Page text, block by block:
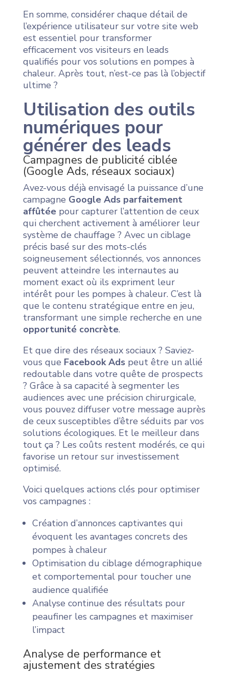
En somme, considérer chaque détail de
l’expérience utilisateur sur votre site web
est essentiel pour transformer
efficacement vos visiteurs en leads
qualifiés pour vos solutions en pompes à
chaleur. Après tout, n’est-ce pas là l’objectif
ultime ?
Utilisation des outils
numériques pour
générer des leads
Campagnes de publicité ciblée
(Google Ads, réseaux sociaux)
Avez-vous déjà envisagé la puissance d’une
campagne Google Ads parfaitement
affûtéepour capturer l’attention de ceux
qui cherchent activement à améliorer leur
système de chauffage ? Avec un ciblage
précis basé sur des mots-clés
soigneusement sélectionnés, vos annonces
peuvent atteindre les internautes au
moment exact où ils expriment leur
intérêt pour les pompes à chaleur. C’est là
que le contenu stratégique entre en jeu,
transformant une simple recherche en une
opportunité concrète.
Et que dire des réseaux sociaux ? Saviez-
vous que Facebook Adspeut être un allié
redoutable dans votre quête de prospects
? Grâce à sa capacité à segmenter les
audiences avec une précision chirurgicale,
vous pouvez diffuser votre message auprès
de ceux susceptibles d’être séduits par vos
solutions écologiques. Et le meilleur dans
tout ça ? Les coûts restent modérés, ce qui
favorise un retour sur investissement
optimisé.
Voici quelques actions clés pour optimiser
vos campagnes :
Création d’annonces captivantes qui
évoquent les avantages concrets des
pompes à chaleur
Optimisation du ciblage démographique
et comportemental pour toucher une
audience qualifiée
Analyse continue des résultats pour
peaufiner les campagnes et maximiser
l’impact
Analyse de performance et
ajustement des stratégies